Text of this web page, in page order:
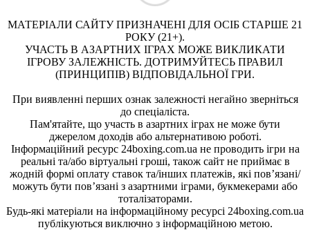
МАТЕРІАЛИ САЙТУ ПРИЗНАЧЕНІ ДЛЯ ОСІБ СТАРШЕ 21
РОКУ (21+).
УЧАСТЬ В АЗАРТНИХ ІГРАХ МОЖЕ ВИКЛИКАТИ
ІГРОВУ ЗАЛЕЖНІСТЬ. ДОТРИМУЙТЕСЬ ПРАВИЛ
(ПРИНЦИПІВ) ВІДПОВІДАЛЬНОЇ ГРИ.
При виявленні перших ознак залежності негайно зверніться
до спеціаліста.
Пам'ятайте, що участь в азартних іграх не може бути
джерелом доходів або альтернативою роботі.
Інформаційний ресурс 24boxing.com.ua не проводить ігри на
реальні та/або віртуальні гроші, також сайт не приймає в
жодній формі оплату ставок та/інших платежів, які пов’язані/
можуть бути пов’язані з азартними іграми, букмекерами або
тоталізаторами.
Будь-які матеріали на інформаційному ресурсі 24boxing.com.ua
публікуються виключно з інформаційною метою.